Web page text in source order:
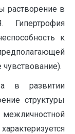
растворение в
Гипертрофия
к
в развитии
структуры